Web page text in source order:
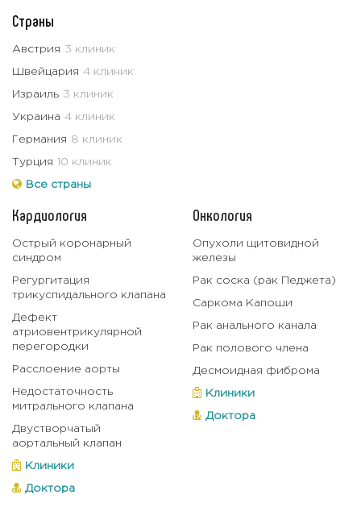
Страны
Австрия 3 клиник
Швейцария 4 клиник
Израиль 3 клиник
Украина 4 клиник
Германия 8 клиник
Турция 10 клиник
Все страны
Кардиология
Острый коронарный
синдром
Регургитация
трикуспидального клапана
Дефект
атриовентрикулярной
перегородки
Расслоение аорты
Недостаточность
митрального клапана
Двустворчатый
аортальный клапан
Клиники
Доктора
Онкология
Опухоли щитовидной
железы
Рак соска (рак Педжета)
Саркома Капоши
Рак анального канала
Рак полового члена
Десмоидная фиброма
Клиники
Доктора